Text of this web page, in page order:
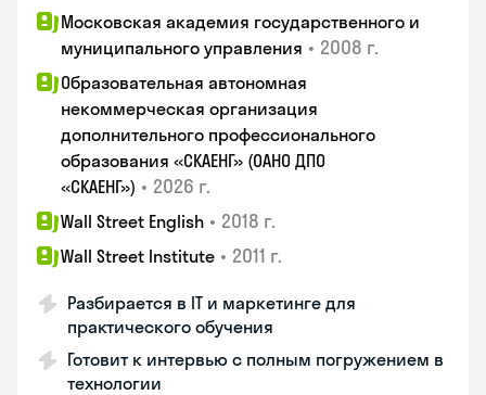
Московская академия государственного и
муниципального управления • 2008 г.
Образовательная автономная
некоммерческая организация
дополнительного профессионального
образования «СКАЕНГ» (ОАНО ДПО
«СКАЕНГ») • 2026 г.
Wall Street English • 2018 г.
Wall Street Institute • 2011 г.
Разбирается в IT и маркетинге для
практического обучения
Готовит к интервью с полным погружением в
технологии